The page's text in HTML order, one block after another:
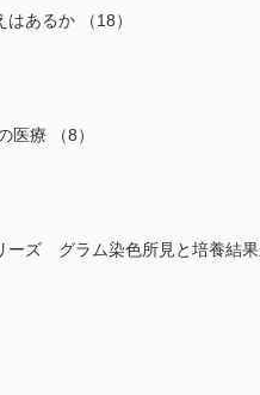
あるか （18）
医療 （8）
ズ グラム染色所見と培養結果